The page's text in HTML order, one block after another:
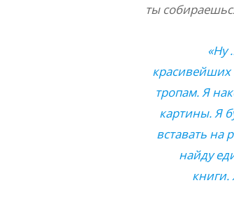
ты
«Ну
красивейших
тропам. Я
картины. Я
вставать на
найду
книги.